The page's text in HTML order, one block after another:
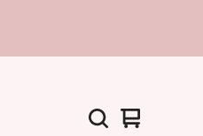
Warenkorb
0